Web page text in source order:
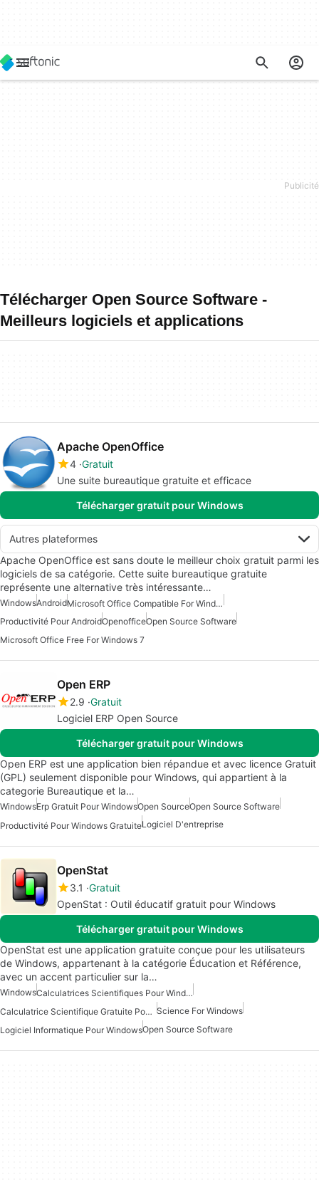
Télécharger Open Source Software -
Meilleurs logiciels et applications
Apache OpenOffice
4 Gratuit
Une suite bureautique gratuite et efficace
Télécharger gratuit pour Windows
Autres plateformes
Apache OpenOffice est sans doute le meilleur choix gratuit parmi les
logiciels de sa catégorie. Cette suite bureautique gratuite
représente une alternative très intéressante…
WindowsAndroid
Microsoft Office Compatible For Windows 7
Productivité Pour AndroidOpenofficeOpen Source Software
Microsoft Office Free For Windows 7
Open ERP
2.9 Gratuit
Logiciel ERP Open Source
Télécharger gratuit pour Windows
Open ERP est une application bien répandue et avec licence Gratuit
(GPL) seulement disponible pour Windows, qui appartient à la
categorie Bureautique et la…
WindowsErp Gratuit Pour WindowsOpen SourceOpen Source Software
Productivité Pour Windows GratuiteLogiciel D'entreprise
OpenStat
3.1 Gratuit
OpenStat : Outil éducatif gratuit pour Windows
Télécharger gratuit pour Windows
OpenStat est une application gratuite conçue pour les utilisateurs
de Windows, appartenant à la catégorie Éducation et Référence,
avec un accent particulier sur la…
Windows
Calculatrices Scientifiques Pour Windows
Calculatrice Scientifique Gratuite Pour Windows Science For Windows
Logiciel Informatique Pour WindowsOpen Source Software